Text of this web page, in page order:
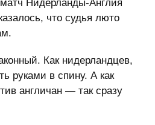
Нидерланды-Англия
что судья люто
Как нидерландцев,
руками в спину. А как
англичан — так сразу